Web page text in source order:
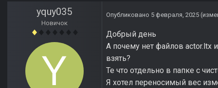
yquy035
Новичок
Опубликовано 5 февраля, 2025
Добрый день
А почему нет файлов actor.ltx
взять?
Те что отдельно в папке с
Я хотел переносимый вес